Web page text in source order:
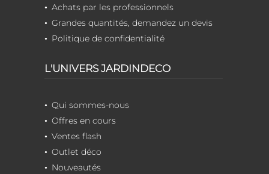
Achats par les professionnels
Grandes quantités, demandez un devis
Politique de confidentialité
L'UNIVERS JARDINDECO
Qui sommes-nous
Offres en cours
Ventes flash
Outlet déco
Nouveautés